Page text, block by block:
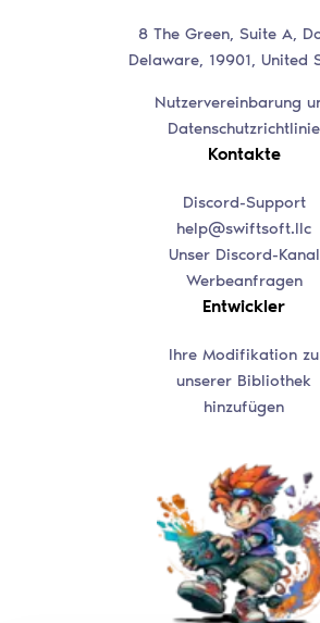
8 The Green, Suite A,
Delaware, 19901, United
Nutzervereinbarung
Datenschutzrichtlinie
Kontakte
Discord-Support
help@swiftsoft.llc
Unser Discord-Kanal
Werbeanfragen
Entwickler
Ihre Modifikation zu
unserer Bibliothek
hinzufügen